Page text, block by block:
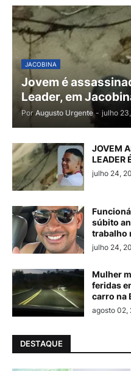
JACOBINA
Jovem é
Leader, em
Por Augusto Urgente - julho
JOVEM
LEADER
julho 24,
súbito
trabalho
julho 24,
Mulher
feridas
carro na
agosto 02,
DESTAQUE